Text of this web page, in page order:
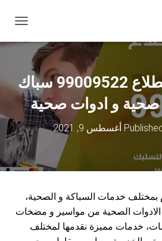
ب
ا
ل
ن
ق
ل
فني صحي المطلاع 99009522 سباك
و ادوات صحية
أغسطس 9, 2021
خدمات السباكة و الصحية،
الادوات الصحية من مواسير و مضخات
خدمات مميزة نقدمها لمختلف